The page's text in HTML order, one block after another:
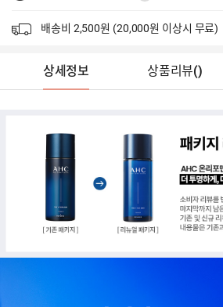
배송비 2,500원 (20,000원 이상시 무료)
상세정보 상품리뷰()